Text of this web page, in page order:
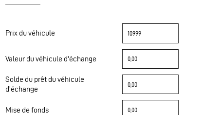
Prix du véhicule
Valeur du véhicule d'échange
Solde du prêt du véhicule
d'échange
Mise de fonds